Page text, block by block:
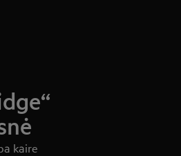
kaire